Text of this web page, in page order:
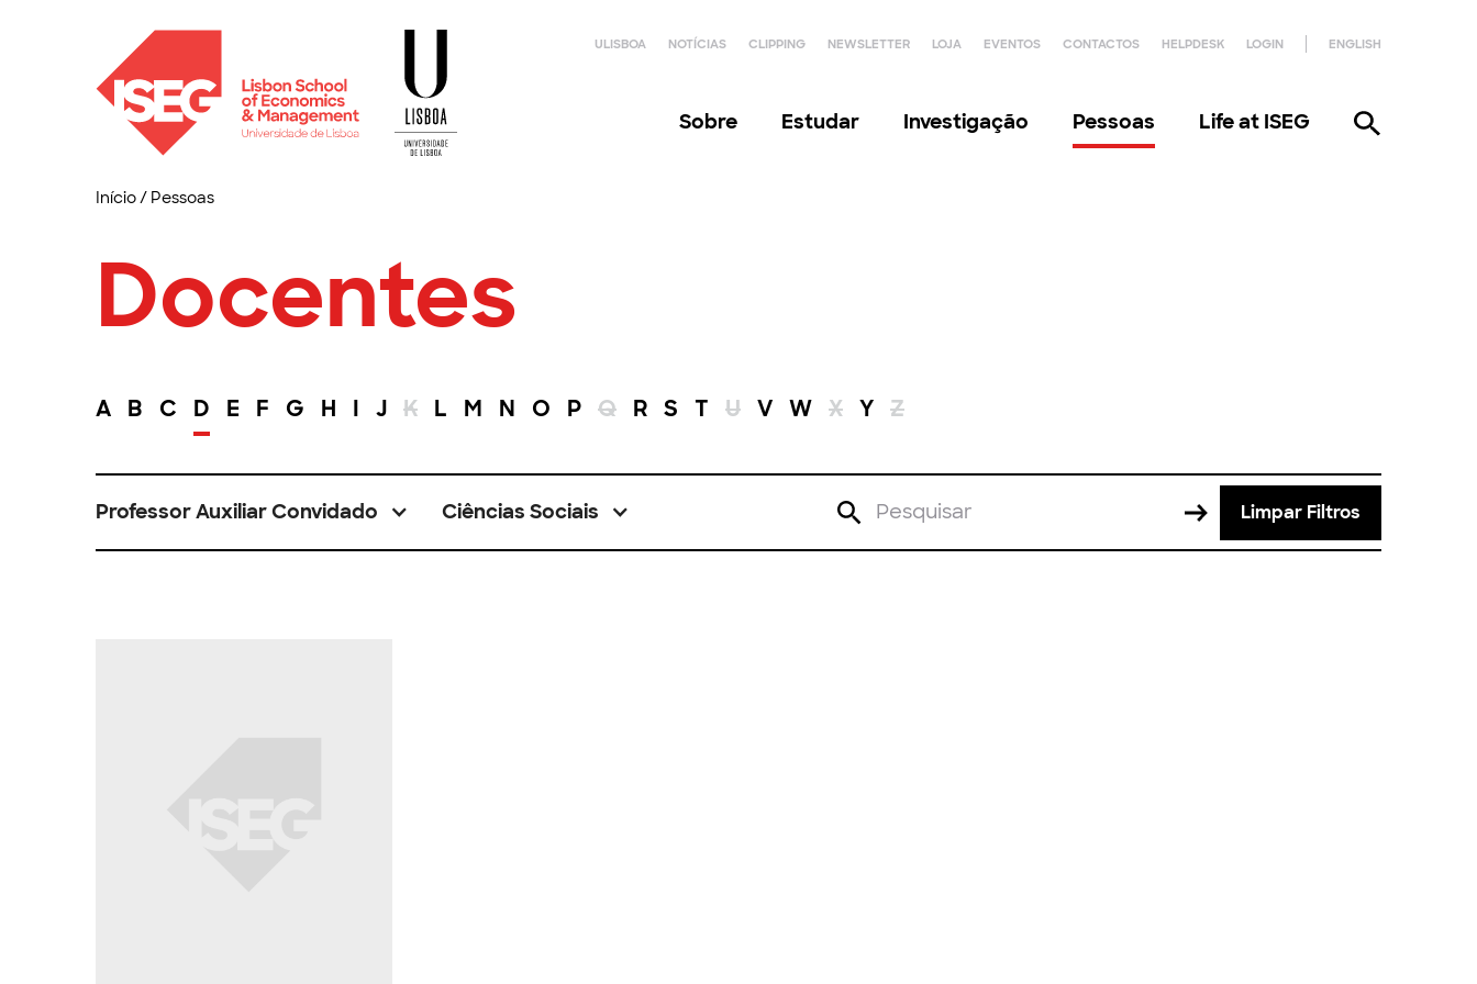
ULISBOA NOTÍCIAS CLIPPING NEWSLETTER LOJA EVENTOS CONTACTOS HELPDESK LOGIN ENGLISH
Sobre Estudar Investigação Pessoas Life at ISEG
Início/ Pessoas
Docentes
A B C D E F G H I J K L M N O P Q R S T U V W X Y Z
Professor Auxiliar Convidado Ciências Sociais Limpar Filtros